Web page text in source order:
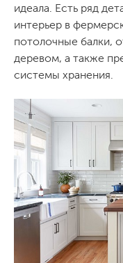
идеала. Есть ряд
интерьер в
потолочные балки,
деревом, а также
системы хранения.